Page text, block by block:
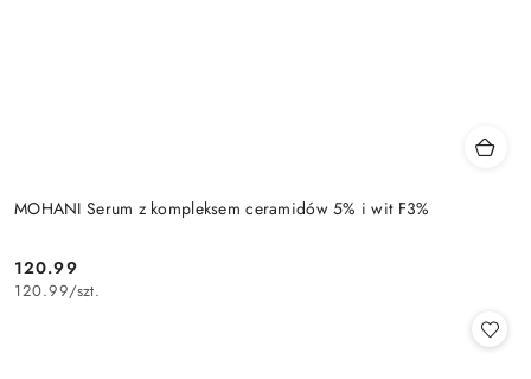
MOHANI Serum z kompleksem ceramidów 5% i wit F3%
Cena:
120.99
120.99/szt.